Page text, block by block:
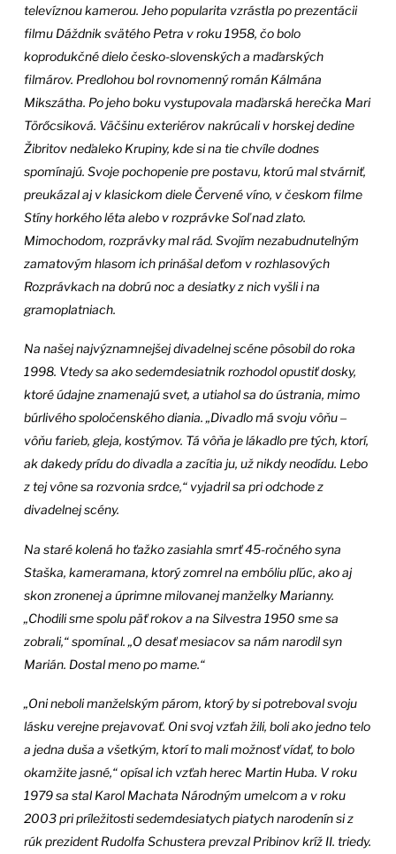
televíznou kamerou. Jeho popularita vzrástla po prezentácii
filmu Dáždnik svätého Petra v roku 1958, čo bolo
koprodukčné dielo česko-slovenských a maďarských
filmárov. Predlohou bol rovnomenný román Kálmána
Mikszátha. Po jeho boku vystupovala maďarská herečka Mari
Törőcsiková. Väčšinu exteriérov nakrúcali v horskej dedine
Žibritov neďaleko Krupiny, kde si na tie chvíle dodnes
spomínajú. Svoje pochopenie pre postavu, ktorú mal stvárniť,
preukázal aj v klasickom diele Červené víno, v českom filme
Stíny horkého léta alebo v rozprávke Soľ nad zlato.
Mimochodom, rozprávky mal rád. Svojím nezabudnuteľným
zamatovým hlasom ich prinášal deťom v rozhlasových
Rozprávkach na dobrú noc a desiatky z nich vyšli i na
gramoplatniach.
Na našej najvýznamnejšej divadelnej scéne pôsobil do roka
1998. Vtedy sa ako sedemdesiatnik rozhodol opustiť dosky,
ktoré údajne znamenajú svet, a utiahol sa do ústrania, mimo
búrlivého spoločenského diania. „Divadlo má svoju vôňu ‒
vôňu farieb, gleja, kostýmov. Tá vôňa je lákadlo pre tých, ktorí,
ak dakedy prídu do divadla a zacítia ju, už nikdy neodídu. Lebo
z tej vône sa rozvonia srdce,“ vyjadril sa pri odchode z
divadelnej scény.
Na staré kolená ho ťažko zasiahla smrť 45-ročného syna
Staška, kameramana, ktorý zomrel na embóliu pľúc, ako aj
skon zronenej a úprimne milovanej manželky Marianny.
„Chodili sme spolu päť rokov a na Silvestra 1950 sme sa
zobrali,“ spomínal. „O desať mesiacov sa nám narodil syn
Marián. Dostal meno po mame.“
„Oni neboli manželským párom, ktorý by si potreboval svoju
lásku verejne prejavovať. Oni svoj vzťah žili, boli ako jedno telo
a jedna duša a všetkým, ktorí to mali možnosť vídať, to bolo
okamžite jasné,“ opísal ich vzťah herec Martin Huba. V roku
1979 sa stal Karol Machata Národným umelcom a v roku
2003 pri príležitosti sedemdesiatych piatych narodenín si z
rúk prezident Rudolfa Schustera prevzal Pribinov kríž II. triedy.